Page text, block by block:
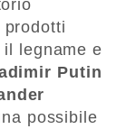
legname e
Putin
possibile